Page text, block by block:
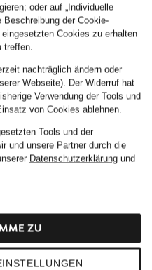
RILEY
7 for all mankind
Skinny Jeans
RELAXED SKINNY
oder auf „Individuelle
Beschreibung der Cookie-
Cookies zu erhalten
treffen.
nachträglich ändern oder
Webseite). Der Widerruf hat
Verwendung der Tools und
von Cookies ablehnen.
Tools und der
und unsere Partner durch die
Datenschutzerklärungund
ZU